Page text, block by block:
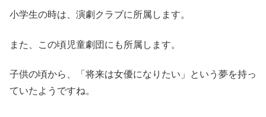
小学生の時は、演劇クラブに所属します。
また、この頃児童劇団にも所属します。
子供の頃から、「将来は女優になりたい」という夢を持っ
ていたようですね。